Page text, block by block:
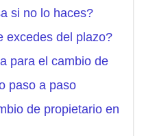
si no lo haces?
excedes del plazo?
para el cambio de
paso a paso
de propietario en